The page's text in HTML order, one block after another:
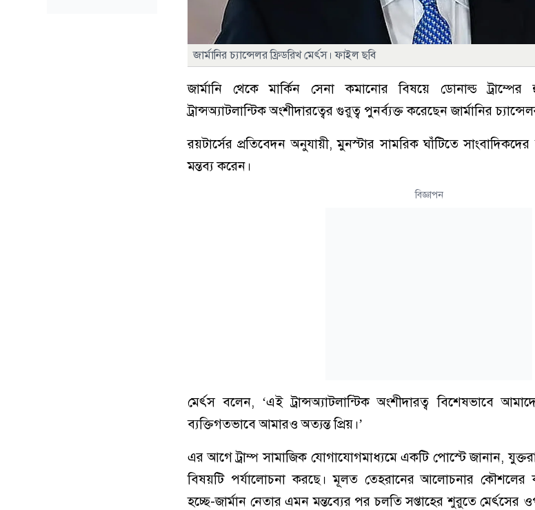
জার্মানির চ্যান্সেলর ফ্রিডরিখ মের্ৎস। ফাইল ছবি
জার্মানি থেকে মার্কিন সেনা কমানোর বিষয়ে ডোনাল্ড
ট্রান্সঅ্যাটলান্টিক অংশীদারত্বের গুরুত্ব পুনর্ব্যক্ত করেছেন জার্মানির
রয়টার্সের প্রতিবেদন অনুযায়ী, মুনস্টার সামরিক ঘাঁটিতে
মন্তব্য করেন।
বিজ্ঞাপন
মের্ৎস বলেন, ‘এই ট্রান্সঅ্যাটলান্টিক অংশীদারত্ব বিশেষভাবে
ব্যক্তিগতভাবে আমারও অত্যন্ত প্রিয়।’
এর আগে ট্রাম্প সামাজিক যোগাযোগমাধ্যমে একটি পোস্টে জানান,
বিষয়টি পর্যালোচনা করছে। মূলত তেহরানের আলোচনার কৌশলের
হচ্ছে-জার্মান নেতার এমন মন্তব্যের পর চলতি সপ্তাহের শুরুতে মের্ৎসের